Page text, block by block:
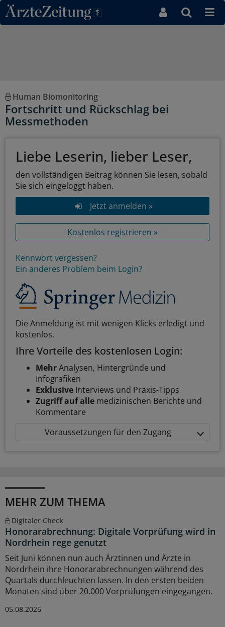
Direkt zum Inhaltsbereich
Human Biomonitoring
Fortschritt und Rückschlag bei
Messmethoden
Liebe Leserin, lieber Leser,
den vollständigen Beitrag können Sie lesen, sobald
Sie sich eingeloggt haben.
Jetzt anmelden »
Kostenlos registrieren »
Kennwort vergessen?
Ein anderes Problem beim Login?
Die Anmeldung ist mit wenigen Klicks erledigt und
kostenlos.
Ihre Vorteile des kostenlosen Login:
MehrAnalysen, Hintergründe und
Infografiken
Exklusive Interviews und Praxis-Tipps
Zugriff auf alle medizinischen Berichte und
Kommentare
Voraussetzungen für den Zugang
MEHR ZUM THEMA
Digitaler Check
Honorarabrechnung: Digitale Vorprüfung wird in
Nordrhein rege genutzt
Seit Juni können nun auch Ärztinnen und Ärzte in
Nordrhein ihre Honorarabrechnungen während des
Quartals durchleuchten lassen. In den ersten beiden
Monaten sind über 20.000 Vorprüfungen eingegangen.
05.08.2026